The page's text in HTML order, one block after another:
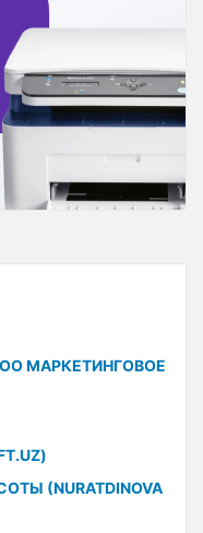
ООО МАРКЕТИНГОВОЕ
(NURATDINOVA